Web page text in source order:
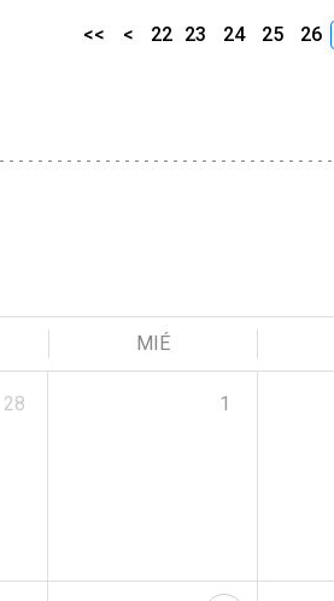
<< < 22 23 24 25 26
MIÉ
28 1